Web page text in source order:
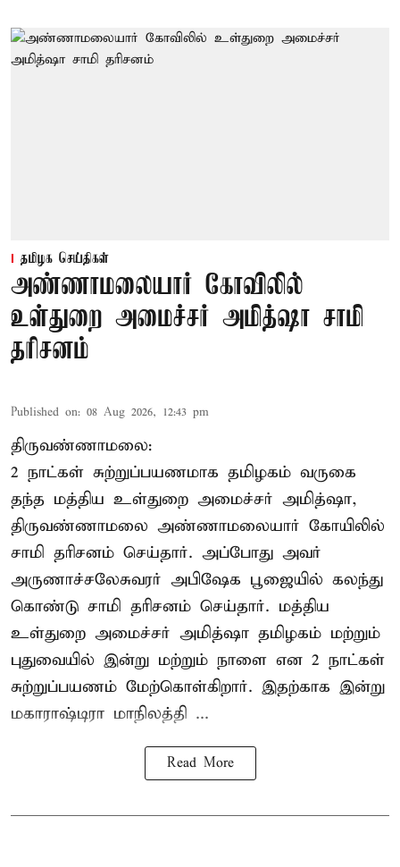
தமிழக செய்திகள்
அண்ணாமலையார் கோவிலில்
உள்துறை அமைச்சர் அமித்ஷா சாமி
தரிசனம்
Published on: 08 Aug 2026, 12:43 pm
திருவண்ணாமலை:
2 நாட்கள் சுற்றுப்பயணமாக தமிழகம் வருகை
தந்த மத்திய உள்துறை அமைச்சர் அமித்ஷா,
திருவண்ணாமலை அண்ணாமலையார் கோயிலில்
சாமி தரிசனம் செய்தார். அப்போது அவர்
அருணாச்சலேசுவரர் அபிஷேக பூஜையில் கலந்து
கொண்டு சாமி தரிசனம் செய்தார். மத்திய
உள்துறை அமைச்சர் அமித்ஷா தமிழகம் மற்றும்
புதுவையில் இன்று மற்றும் நாளை என 2 நாட்கள்
சுற்றுப்பயணம் மேற்கொள்கிறார். இதற்காக இன்று
மகாராஷ்டிரா மாநிலத்தி ...
Read More